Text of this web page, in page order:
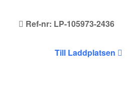
Ref-nr: LP-105973-2436
Till Laddplatsen